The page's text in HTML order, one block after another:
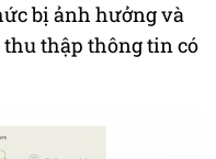
bị ảnh hưởng và
thập thông tin có